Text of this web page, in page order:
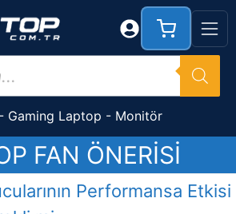
- Gaming Laptop - Monitör
FAN ÖNERISI
Performansa Etkisi